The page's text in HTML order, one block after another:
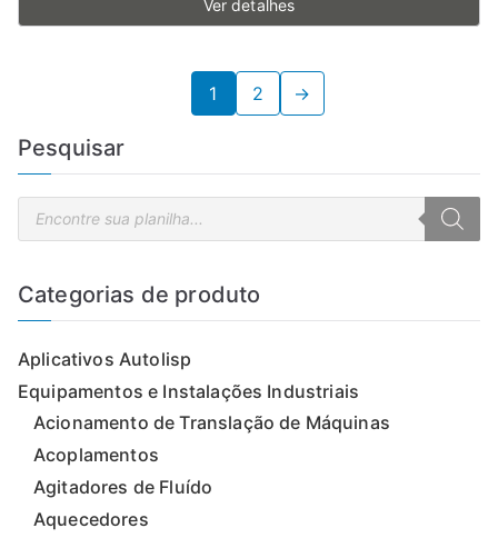
Ver detalhes
1 2 →
Pesquisar
P
s
r
r
d
Categorias de produto
Aplicativos Autolisp
Equipamentos e Instalações Industriais
Acionamento de Translação de Máquinas
Acoplamentos
Agitadores de Fluído
Aquecedores